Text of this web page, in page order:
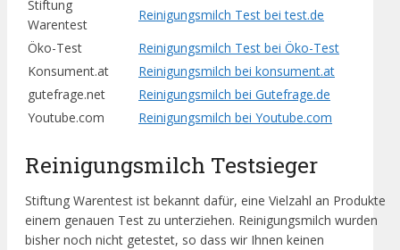
Stiftung
Warentest
Reinigungsmilch Test bei test.de
Öko-Test
Reinigungsmilch Test bei Öko-Test
Konsument.at
Reinigungsmilch bei konsument.at
gutefrage.net
Reinigungsmilch bei Gutefrage.de
Youtube.com
Reinigungsmilch bei Youtube.com
Reinigungsmilch Testsieger
Stiftung Warentest ist bekannt dafür, eine Vielzahl an Produkte
einem genauen Test zu unterziehen. Reinigungsmilch wurden
bisher noch nicht getestet, so dass wir Ihnen keinen